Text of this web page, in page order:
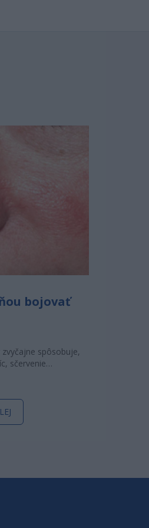
ňou bojovať
spôsobuje,
sčervenie…